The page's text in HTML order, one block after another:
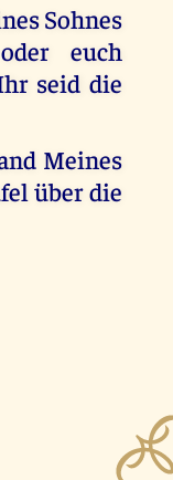
Sohnes
euch
seid die
Meines
über die